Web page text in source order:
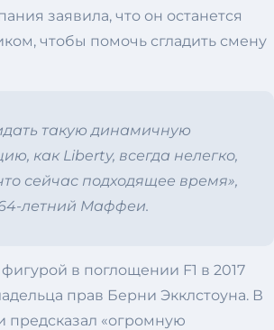
заявила, что он останется
чтобы помочь сгладить смену
такую ​​динамичную
как Liberty, всегда нелегко,
сейчас подходящее время»,
летний Маффеи.
в поглощении F1 в 2017
прав Берни Экклстоуна. В
«огромную